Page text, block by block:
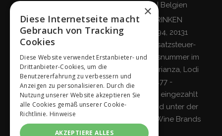
Frankreich| Belgien
VERANTWORTUNGSBEWUSST TRINKEN
Giordano Vini S.p.A.Viale Abruzzi 94, 20131
Mailand – Italien - Steuernummer, Umsatzsteuer-
Identifikationsnummer und Eintragungsnummer im
Handelsregister von Mailand, Monza-Brianza, Lodi
04642870960 - R.E.A. MI-2564477 -
Gesellschaftskapital 500.000 Euro voll eingezahlt
Gesellschaft mit einzigem Teilhaber und unter der
Leitung und Koordinierung von
Italian Wine Brands
S.p.A.
×
Diese Internetseite macht
Gebrauch von Tracking
Cookies
Diese Website verwendet Erstanbieter- und
Drittanbieter-Cookies, um die
Benutzererfahrung zu verbessern und
Anzeigen zu personalisieren. Durch die
Nutzung unserer Website akzeptieren Sie
alle Cookies gemäß unserer Cookie-
Richtlinie. Hinweise
AKZEPTIERE ALLES